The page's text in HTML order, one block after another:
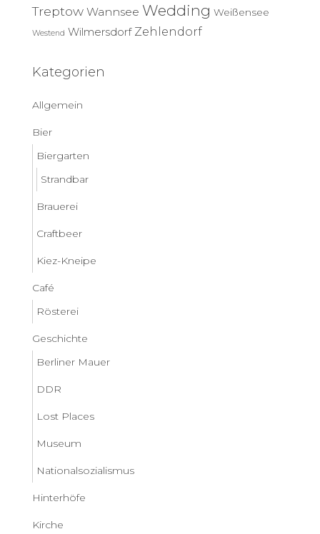
Treptow Wannsee Wedding Weißensee
Westend Wilmersdorf Zehlendorf
Kategorien
Allgemein
Bier
Biergarten
Strandbar
Brauerei
Craftbeer
Kiez-Kneipe
Café
Rösterei
Geschichte
Berliner Mauer
DDR
Lost Places
Museum
Nationalsozialismus
Hinterhöfe
Kirche